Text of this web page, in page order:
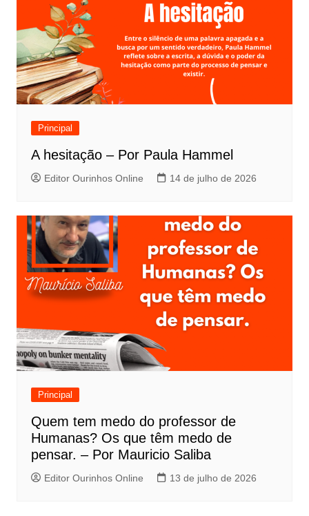
Principal
A hesitação – Por Paula Hammel
Editor Ourinhos Online 14 de julho de 2026
Principal
Quem tem medo do professor de
Humanas? Os que têm medo de
pensar. – Por Mauricio Saliba
Editor Ourinhos Online 13 de julho de 2026